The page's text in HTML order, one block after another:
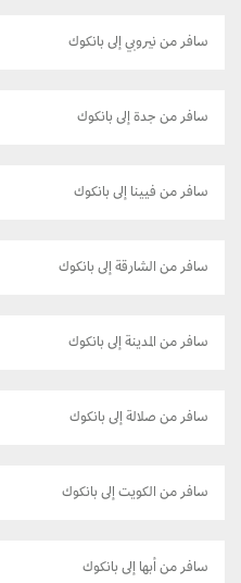
سافر من نيروبي إلى بانكوك
سافر من جدة إلى بانكوك
سافر من فيينا إلى بانكوك
سافر من الشارقة إلى بانكوك
سافر من المدينة إلى بانكوك
سافر من صلالة إلى بانكوك
سافر من الكويت إلى بانكوك
سافر من أبها إلى بانكوك